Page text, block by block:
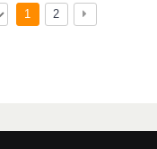
1 2